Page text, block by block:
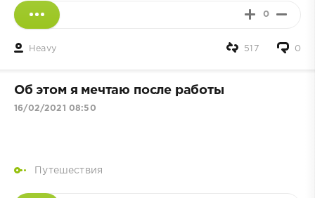
0
Heavy 0
517
Об этом я мечтаю после работы
16/02/2021 08:50
Путешествия